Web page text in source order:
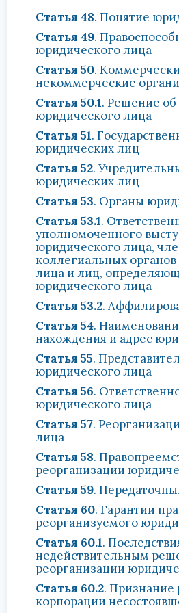
Статья 48. Понятие
Статья 49.
юридического лица
Статья 50.
некоммерческие
Статья 50.1. Решение
юридического лица
Статья 51.
юридических лиц
Статья 52.
юридических лиц
Статья 53. Органы
Статья 53.1.
уполномоченного
юридического лица,
коллегиальных
лица и лиц,
юридического лица
Статья 53.2.
Статья 54.
нахождения и адрес
Статья 55.
юридического лица
Статья 56.
юридического лица
Статья 57.
лица
Статья 58.
реорганизации
Статья 59.
Статья 60. Гарантии
реорганизуемого
Статья 60.1.
недействительным
реорганизации
Статья 60.2. Признание
корпорации